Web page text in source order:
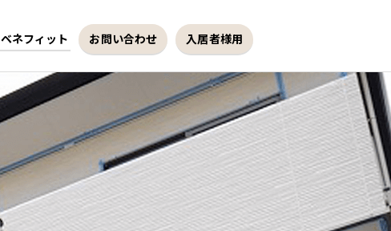
ベネフィット お問い合わせ 入居者様用